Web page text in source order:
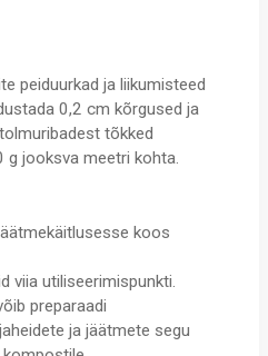
peiduurkad ja liikumisteed
0,2 cm kõrgused ja
tõkked
jooksva meetri kohta.
koos
viia utiliseerimispunkti.
preparaadi
ja jäätmete segu